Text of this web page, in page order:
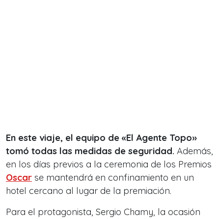
En este viaje, el equipo de «El Agente Topo»
tomó todas las medidas de seguridad. Además,
en los días previos a la ceremonia de los Premios
Oscar se mantendrá en confinamiento en un
hotel cercano al lugar de la premiación.
Para el protagonista, Sergio Chamy, la ocasión